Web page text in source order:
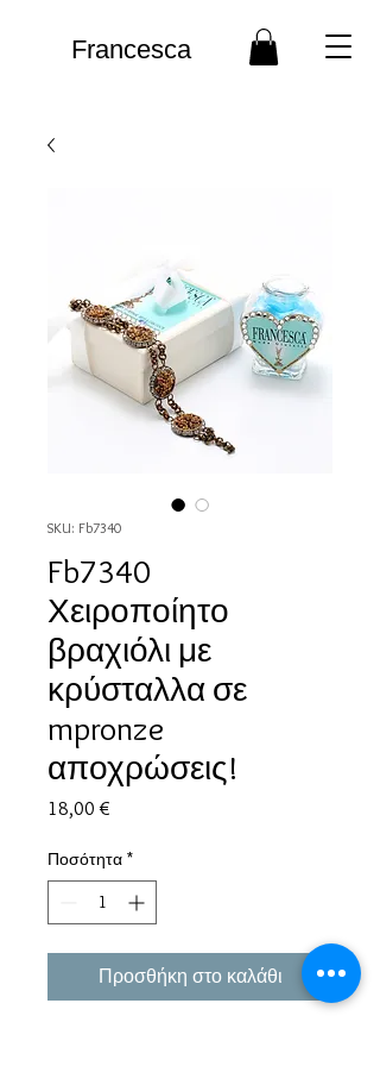
Francesca
SKU: Fb7340
Fb7340
Χειροποίητο
βραχιόλι με
κρύσταλλα σε
mpronze
αποχρώσεις!
18,00 €
Ποσότητα *
Προσθήκη στο καλάθι